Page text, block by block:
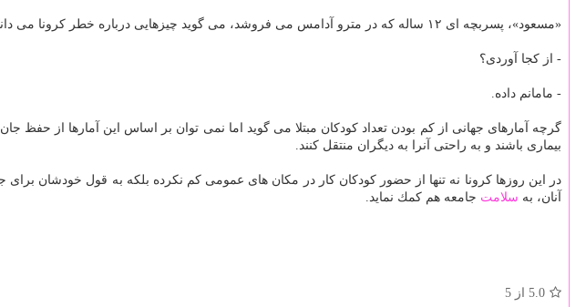
«مسعود»، پسربچه ای ۱۲ ساله كه در مترو آدامس می فروشد، می گوید چیزهایی درباره خطر كرونا می داند: «آره. مراقبم. تازه ژل شست وشوی دست هم دارم.»
- از كجا آوردی؟
- مامانم داده.
گرچه آمارهای جهانی از كم بودن تعداد كودكان مبتلا می گوید اما نمی توان بر اساس این آمارها از حفظ
بیماری باشند و به راحتی آنرا به دیگران منتقل كنند.
در این روزها كرونا نه تنها از حضور كودكان كار در مكان های عمومی كم نكرده بلكه به قول خودشان
آنان، به سلامت جامعه هم كمك نماید.
5.0 از 5